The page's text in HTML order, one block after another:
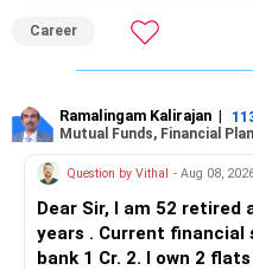
But given your age, even
You currently have:
– HDFC Flexi Cap
– ICICI Prudential Flexi Cap
ALL THE BEST.
Career
Ramalingam Kalirajan |
Mutual Funds, Financial
Question by Vithal - Aug 08,
Dear Sir, I am 52 retired
years . Current financial
bank 1 Cr. 2. I own 2